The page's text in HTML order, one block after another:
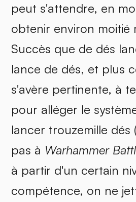
peut s'attendre, en
obtenir environ moitié
Succès que de dés
lance de dés, et plus
s'avère pertinente, à
pour alléger le
lancer trouzemille dés
pas à Warhammer
à partir d'un certain
compétence, on ne